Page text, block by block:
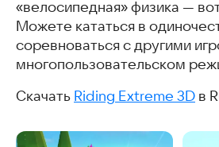
«велосипедная» физика —
Можете кататься в
соревноваться с другими
многопользовательском
Скачать Riding Extreme 3D в